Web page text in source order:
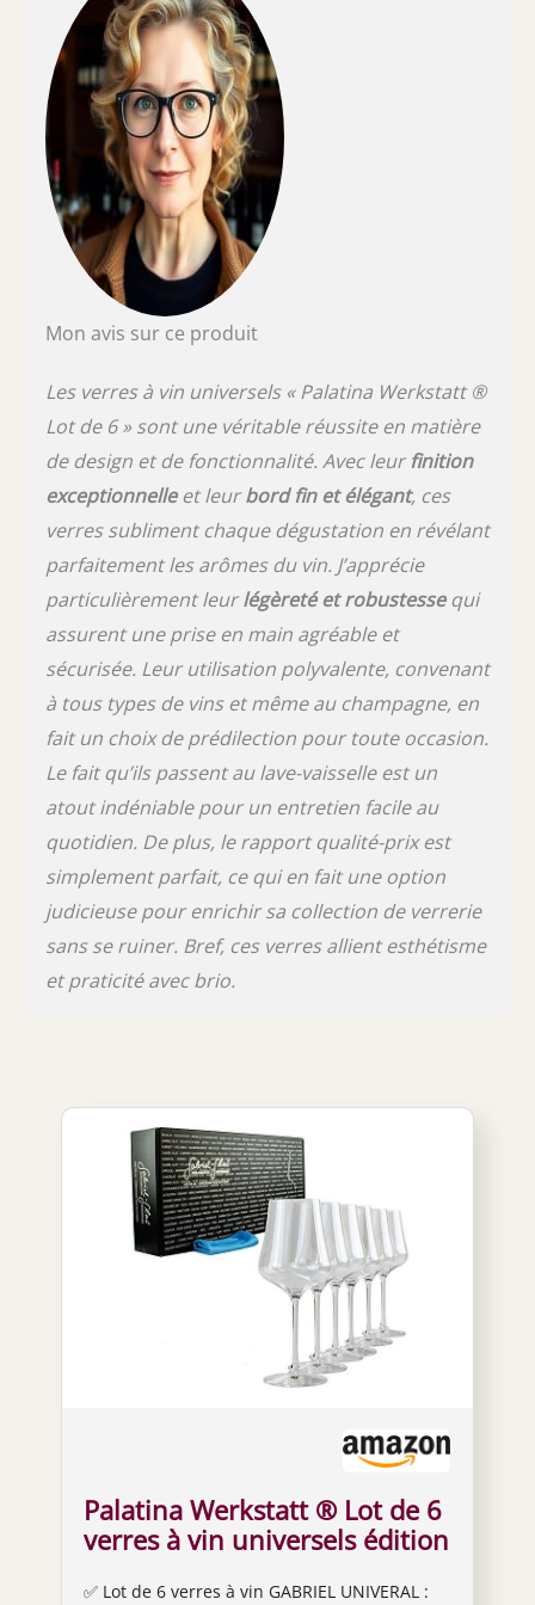
Géométrie parfaite : les verres tiennent
parfaitement dans la main – le vin devient le
centre d'attention, un must absolu, ce n'est
que pour les verres Gabriel que vous pouvez
boire tous les types de vin dans un verre.
Pour les occasions spéciales, nous vous
recommandons également l'édition Gabriel
Gold, soufflé à la bouche avec un poids de
seulement 90 g. Grâce à la pénétration
profonde du verre au milieu du verre au
niveau du manche en verre, un effet de
décantation est obtenu
Mon avis sur ce produit
Les verres à vin universels « Palatina Werkstatt ®
Lot de 6 » sont une véritable réussite en matière
de design et de fonctionnalité. Avec leurfinition
exceptionnelleet leurbord fin et élégant, ces
verres subliment chaque dégustation en révélant
parfaitement les arômes du vin. J’apprécie
particulièrement leurlégèreté et robustessequi
assurent une prise en main agréable et
sécurisée. Leur utilisation polyvalente, convenant
à tous types de vins et même au champagne, en
fait un choix de prédilection pour toute occasion.
Le fait qu’ils passent au lave-vaisselle est un
atout indéniable pour un entretien facile au
quotidien. De plus, le rapport qualité-prix est
simplement parfait, ce qui en fait une option
judicieuse pour enrichir sa collection de verrerie
sans se ruiner. Bref, ces verres allient esthétisme
et praticité avec brio.
Palatina Werkstatt ® Lot de 6
verres à vin universels édition
✅ Lot de 6 verres à vin GABRIEL UNIVERAL :